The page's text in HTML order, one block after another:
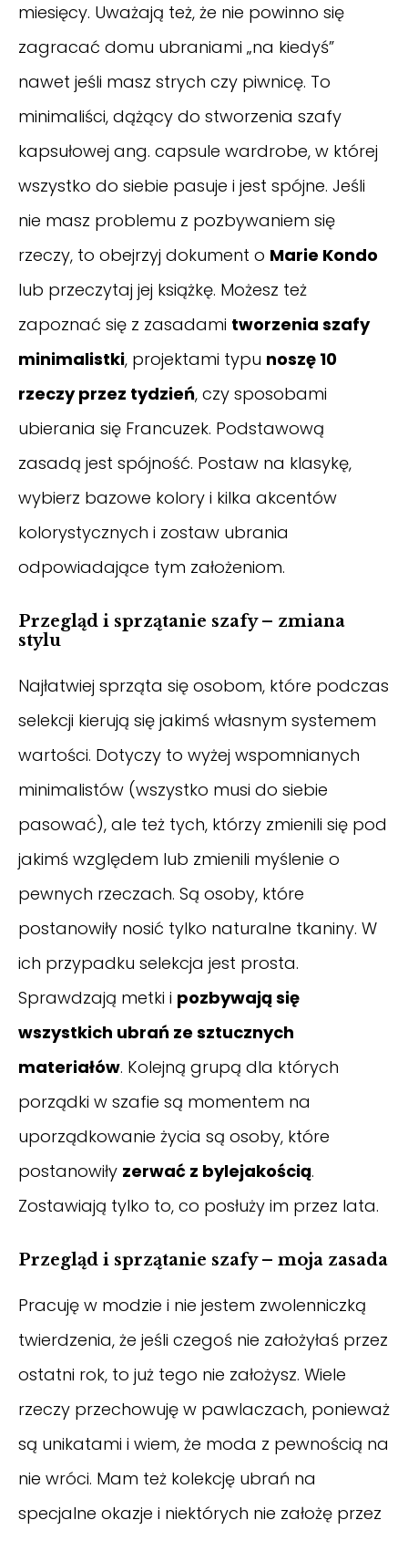
miesięcy. Uważają też, że nie powinno się
zagracać domu ubraniami „na kiedyś”
nawet jeśli masz strych czy piwnicę. To
minimaliści, dążący do stworzenia szafy
kapsułowej ang. capsule wardrobe, w której
wszystko do siebie pasuje i jest spójne. Jeśli
nie masz problemu z pozbywaniem się
rzeczy, to obejrzyj dokument o Marie Kondo
lub przeczytaj jej książkę. Możesz też
zapoznać się z zasadami tworzenia szafy
minimalistki, projektami typu noszę 10
rzeczy przez tydzień, czy sposobami
ubierania się Francuzek. Podstawową
zasadą jest spójność. Postaw na klasykę,
wybierz bazowe kolory i kilka akcentów
kolorystycznych i zostaw ubrania
odpowiadające tym założeniom.
Przegląd i sprzątanie szafy – zmiana
stylu
Najłatwiej sprząta się osobom, które podczas
selekcji kierują się jakimś własnym systemem
wartości. Dotyczy to wyżej wspomnianych
minimalistów (wszystko musi do siebie
pasować), ale też tych, którzy zmienili się pod
jakimś względem lub zmienili myślenie o
pewnych rzeczach. Są osoby, które
postanowiły nosić tylko naturalne tkaniny. W
ich przypadku selekcja jest prosta.
Sprawdzają metki i pozbywają się
wszystkich ubrań ze sztucznych
materiałów. Kolejną grupą dla których
porządki w szafie są momentem na
uporządkowanie życia są osoby, które
postanowiły zerwać z bylejakością.
Zostawiają tylko to, co posłuży im przez lata.
Przegląd i sprzątanie szafy – moja zasada
Pracuję w modzie i nie jestem zwolenniczką
twierdzenia, że jeśli czegoś nie założyłaś przez
ostatni rok, to już tego nie założysz. Wiele
rzeczy przechowuję w pawlaczach, ponieważ
są unikatami i wiem, że moda z pewnością na
nie wróci. Mam też kolekcję ubrań na
specjalne okazje i niektórych nie założę przez